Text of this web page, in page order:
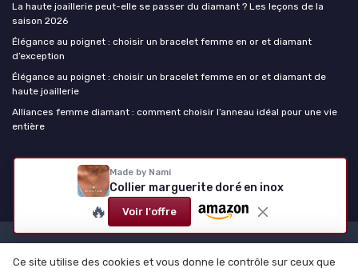
Made by Nami
Collier marguerite doré en inox
🔥 Voir l'offre
La haute joaillerie peut-elle se passer du diamant ? Les leçons de la
saison 2026
Élégance au poignet : choisir un bracelet femme en or et diamant
d’exception
Élégance au poignet : choisir un bracelet femme en or et diamant de
haute joaillerie
Alliances femme diamant : comment choisir l’anneau idéal pour une vie
entière
La haute joaillerie
Ce site utilise des cookies et vous donne le contrôle sur ceux que